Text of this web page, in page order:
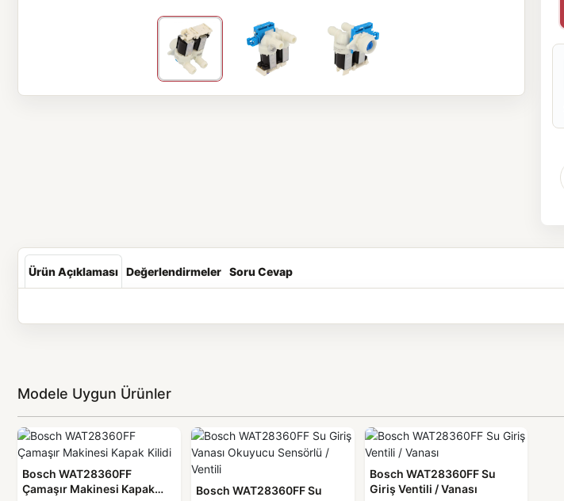
Ürün Açıklaması Değerlendirmeler Soru Cevap
Modele Uygun Ürünler
Bosch WAT28360FF
Çamaşır Makinesi Kapak
Bosch WAT28360FF Su
Bosch WAT28360FF Su
Giriş Ventili / Vanası